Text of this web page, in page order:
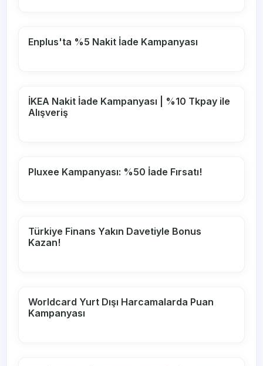
Enplus'ta %5 Nakit İade Kampanyası
İKEA Nakit İade Kampanyası | %10 Tkpay ile
Alışveriş
Pluxee Kampanyası: %50 İade Fırsatı!
Türkiye Finans Yakın Davetiyle Bonus
Kazan!
Worldcard Yurt Dışı Harcamalarda Puan
Kampanyası